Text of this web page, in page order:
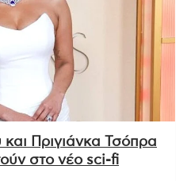
Πριγιάνκα Τσόπρα
στο νέο sci-fi